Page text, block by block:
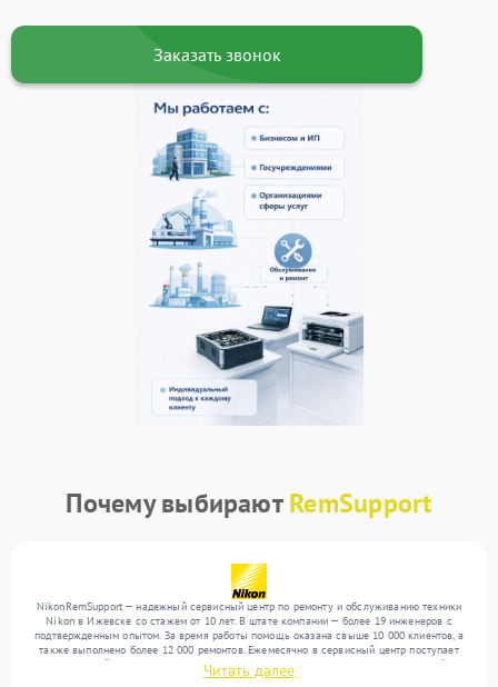
Заказать звонок
Почему выбираютRemSupport
NikonRemSupport — надежный сервисный центр по ремонту и обслуживанию техники
Nikon в Ижевске со стажем от 10 лет. В штате компании — более 19 инженеров с
подтвержденным опытом. За время работы помощь оказана свыше 10 000 клиентов, а
также выполнено более 12 000 ремонтов. Ежемесячно в сервисный центр поступает
от 300 устройств, включая , , . Мы работаем с широким спектром неисправностей и
предлагаем стабильный уровень сервиса благодаря квалификации мастеров.
Читать далее